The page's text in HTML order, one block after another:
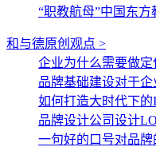
“职教航母”中国东
和与德原创观点 >
企业为什么需要做定
品牌基础建设对于企
如何打造大时代下的
品牌设计公司设计
一句好的口号对品牌